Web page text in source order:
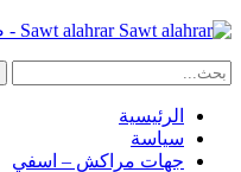
Sawt alahrar - صوت الأحرار جريدة إلكترونية مغربية مستقلة
الرئيسية
سياسة
جهات مراكش – اسفي